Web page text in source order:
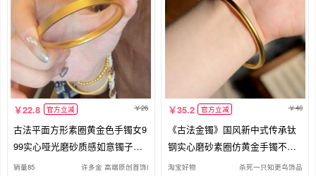
22.8 官方立减 26
古法平面方形素圈黄金色手镯女9
99实心哑光磨砂质感如意镯子手
饰
销量85 许多金 高端原创首饰店
35.2 官方立减 40
《古法金镯》国风新中式传承钛
钢实心磨砂素圈仿黄金手镯不掉
色女
淘宝好物 杀死一只知更鸟饰品